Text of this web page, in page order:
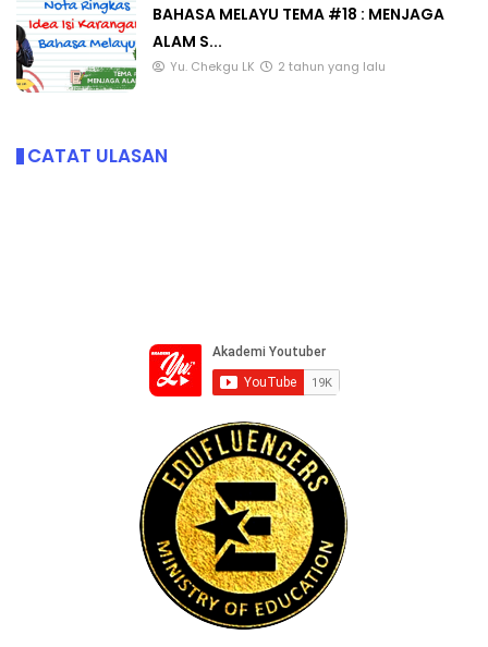
BAHASA MELAYU TEMA #18 : MENJAGA
ALAM S...
Yu. Chekgu LK 2 tahun yang lalu
CATAT ULASAN